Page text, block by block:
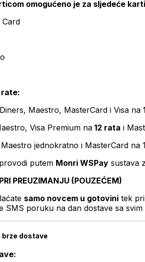
omogućeno je za sljedeće
Card
rate:
Maestro, MasterCard i Visa na
Visa Premium na 12 rata i
Maestro jednokratno i MasterCard na
putem Monri WSPay sustava
PREUZIMANJU (POUZEĆEM)
samo novcem u gotovini tek
SMS poruku na dan dostave sa svim
dostave